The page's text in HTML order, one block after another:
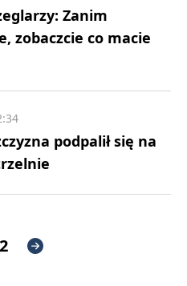
Zanim
zobaczcie co macie
podpalił się na
2